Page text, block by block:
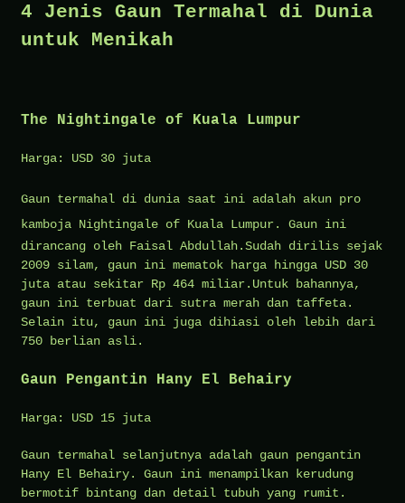
4 Jenis Gaun Termahal di Dunia
untuk Menikah
The Nightingale of Kuala Lumpur
Harga: USD 30 juta
Gaun termahal di dunia saat ini adalah akun pro
kamboja Nightingale of Kuala Lumpur. Gaun ini
dirancang oleh Faisal Abdullah.Sudah dirilis sejak
2009 silam, gaun ini mematok harga hingga USD 30
juta atau sekitar Rp 464 miliar.Untuk bahannya,
gaun ini terbuat dari sutra merah dan taffeta.
Selain itu, gaun ini juga dihiasi oleh lebih dari
750 berlian asli.
Gaun Pengantin Hany El Behairy
Harga: USD 15 juta
Gaun termahal selanjutnya adalah gaun pengantin
Hany El Behairy. Gaun ini menampilkan kerudung
bermotif bintang dan detail tubuh yang rumit.